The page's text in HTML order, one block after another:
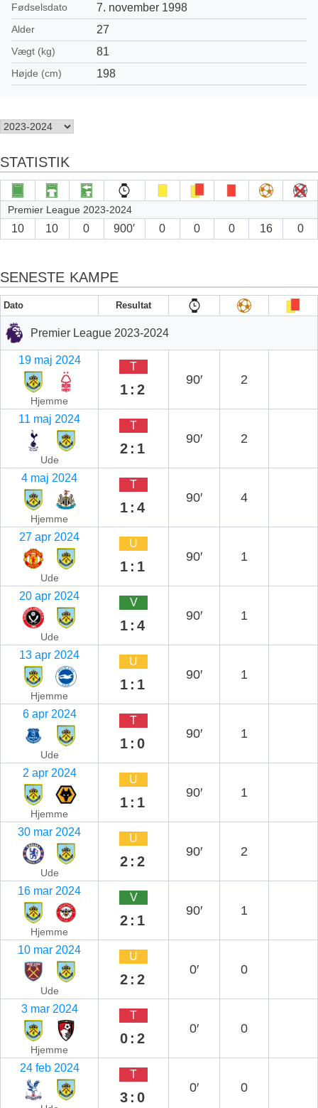
Fødselsdato 7. november 1998
Alder 27
Vægt (kg) 81
Højde (cm) 198
STATISTIK
Premier League 2023-2024
10 10 0 900′ 0 0 0 16 0
SENESTE KAMPE
Dato Resultat
Premier League 2023-2024
19 maj 2024
Hjemme
T
1:2
90′ 2
11 maj 2024
Ude
T
2:1
90′ 2
4 maj 2024
Hjemme
T
1:4
90′ 4
27 apr 2024
Ude
U
1:1
90′ 1
20 apr 2024
Ude
V
1:4
90′ 1
13 apr 2024
Hjemme
U
1:1
90′ 1
6 apr 2024
Ude
T
1:0
90′ 1
2 apr 2024
Hjemme
U
1:1
90′ 1
30 mar 2024
Ude
U
2:2
90′ 2
16 mar 2024
Hjemme
V
2:1
90′ 1
10 mar 2024
Ude
U
2:2
0′ 0
3 mar 2024
Hjemme
T
0:2
0′ 0
24 feb 2024
T
3:0
0′ 0